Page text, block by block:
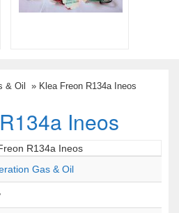
& Oil » Klea Freon R134a Ineos
Ineos
Gas & Oil